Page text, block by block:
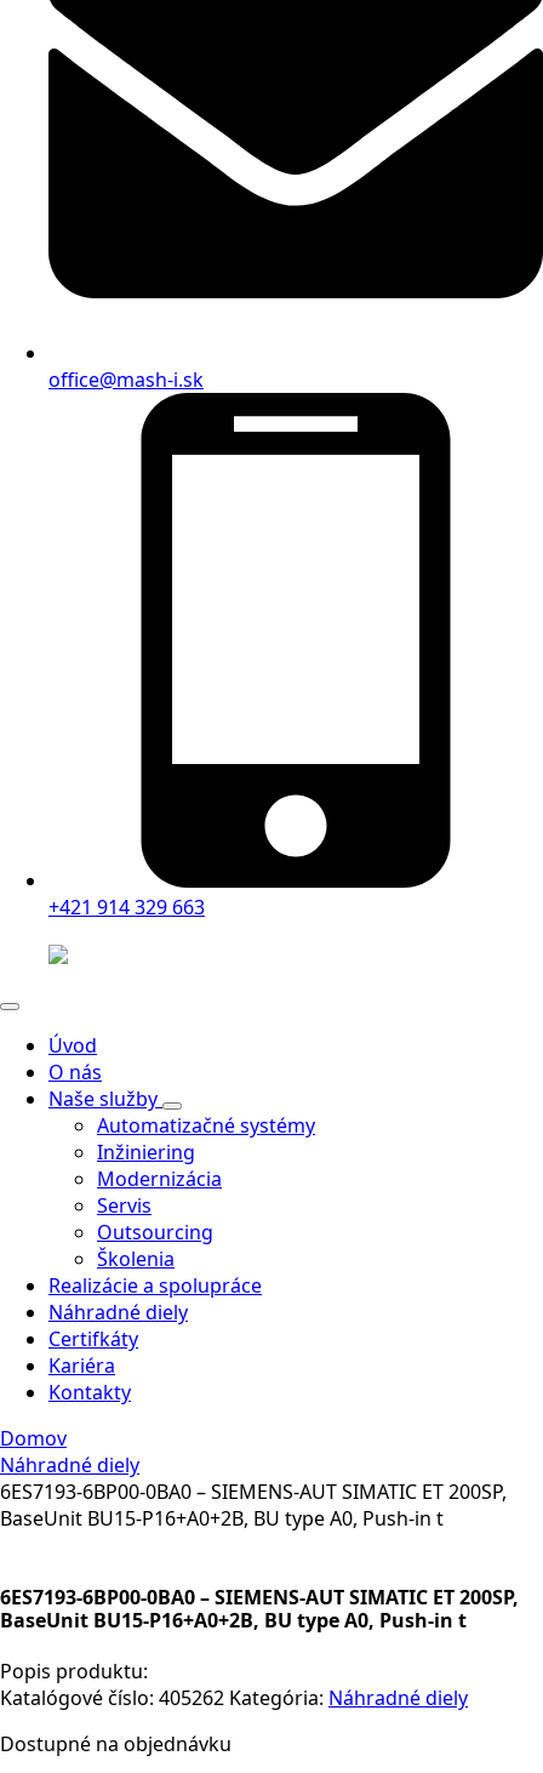
office@mash-i.sk
+421 914 329 663
Úvod
O nás
Naše služby
Automatizačné systémy
Inžiniering
Modernizácia
Servis
Outsourcing
Školenia
Realizácie a spolupráce
Náhradné diely
Certifkáty
Kariéra
Kontakty
Domov
Náhradné diely
6ES7193-6BP00-0BA0 – SIEMENS-AUT SIMATIC ET 200SP,
BaseUnit BU15-P16+A0+2B, BU type A0, Push-in t
6ES7193-6BP00-0BA0 – SIEMENS-AUT SIMATIC ET 200SP,
BaseUnit BU15-P16+A0+2B, BU type A0, Push-in t
Popis produktu:
Katalógové číslo: 405262 Kategória: Náhradné diely
Dostupné na objednávku